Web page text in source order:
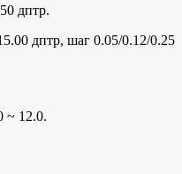
дптр.
дптр, шаг 0.05/0.12/0.25
~ 12.0.